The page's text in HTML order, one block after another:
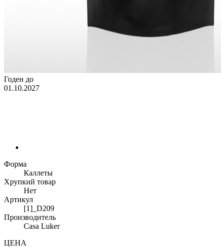
Годен до
01.10.2027
Форма
Каллеты
Хрупкий товар
Нет
Артикул
[1]_D209
Производитель
Casa Luker
ЦЕНА